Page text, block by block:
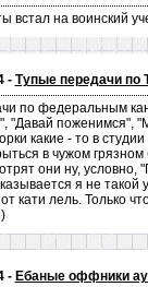
встал на воинский
- Тупые передачи по
по федеральным
"Давай поженимся",
какие - то в
в чужом
они ну, условно,
я не такой
кати лель. Только
- Ебаные оффники